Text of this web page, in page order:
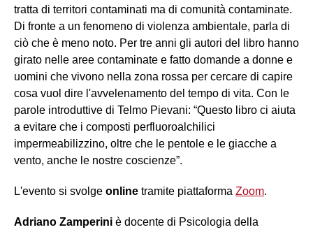
tratta di territori contaminati ma di comunità contaminate.
Di fronte a un fenomeno di violenza ambientale, parla di
ciò che è meno noto. Per tre anni gli autori del libro hanno
girato nelle aree contaminate e fatto domande a donne e
uomini che vivono nella zona rossa per cercare di capire
cosa vuol dire l'avvelenamento del tempo di vita. Con le
parole introduttive di Telmo Pievani: “Questo libro ci aiuta
a evitare che i composti perfluoroalchilici
impermeabilizzino, oltre che le pentole e le giacche a
vento, anche le nostre coscienze”.
L'evento si svolge online tramite piattaforma Zoom.
Adriano Zamperini è docente di Psicologia della